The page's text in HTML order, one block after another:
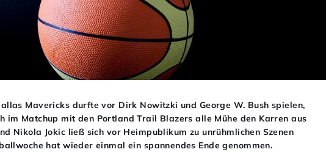
Mavericks durfte vor Dirk Nowitzki und George W. Bush spielen,
im Matchup mit den Portland Trail Blazers alle Mühe den Karren aus
Nikola Jokic ließ sich vor Heimpublikum zu unrühmlichen Szenen
hat wieder einmal ein spannendes Ende genommen.